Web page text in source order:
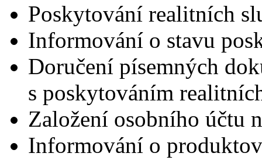
Poskytování realitních
Informování o stavu
Doručení písemných
s poskytováním
Založení osobního účtu
Informování o